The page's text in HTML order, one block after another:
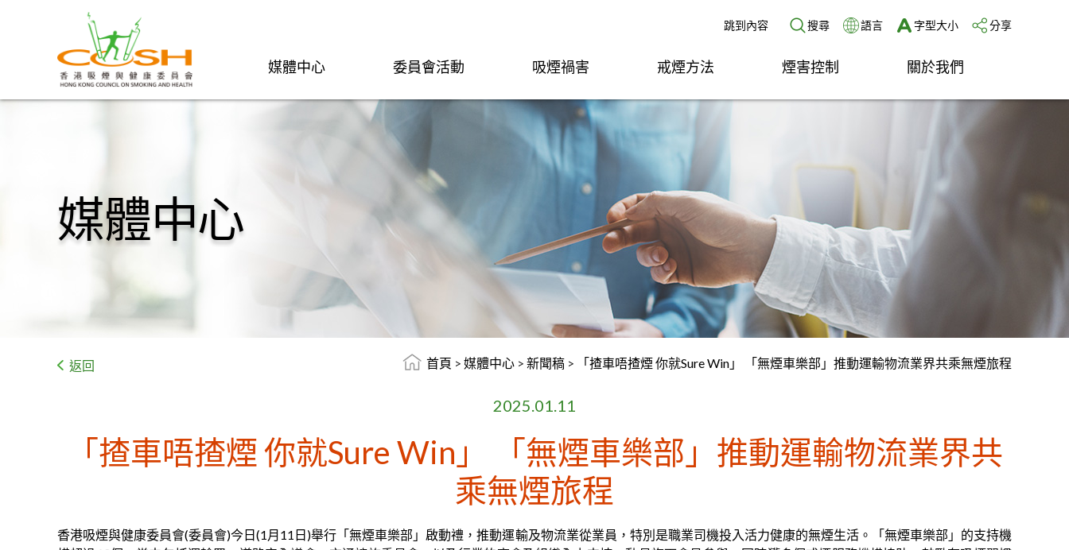
跳到內容 搜尋 語言 字型大小 分享
媒體中心 委員會活動 吸煙禍害 戒煙方法 煙害控制 關於我們
媒體中心
返回 首頁 > 媒體中心 > 新聞稿 > 「揸車唔揸煙 你就Sure Win」 「無煙車樂部」推動運輸物流業界共乘無煙旅程
2025.01.11
「揸車唔揸煙 你就Sure Win」 「無煙車樂部」推動運輸物流業界共
乘無煙旅程
香港吸煙與健康委員會(委員會)今日(1月11日)舉行「無煙車樂部」啟動禮，推動運輸及物流業從業員，特別是職業司機投入活力健康的無煙生活。「無煙車樂部」的支持機